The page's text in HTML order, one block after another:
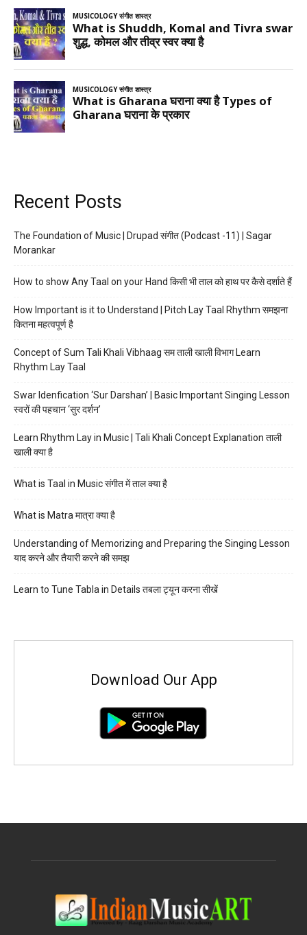
Recent Posts
The Foundation of Music | Drupad संगीत (Podcast -11) | Sagar
Morankar
How to show Any Taal on your Hand किसी भी ताल को हाथ पर कैसे दर्शाते हैं
How Important is it to Understand | Pitch Lay Taal Rhythm समझना
कितना महत्वपूर्ण है
Concept of Sum Tali Khali Vibhaag सम ताली खाली विभाग Learn
Rhythm Lay Taal
Swar Idenfication ‘Sur Darshan’ | Basic Important Singing Lesson
स्वरों की पहचान ‘सुर दर्शन’
Learn Rhythm Lay in Music | Tali Khali Concept Explanation ताली
खाली क्या है
What is Taal in Music संगीत में ताल क्या है
What is Matra मात्रा क्या है
Understanding of Memorizing and Preparing the Singing Lesson
याद करने और तैयारी करने की समझ
Learn to Tune Tabla in Details तबला ट्यून करना सीखें
Download Our App